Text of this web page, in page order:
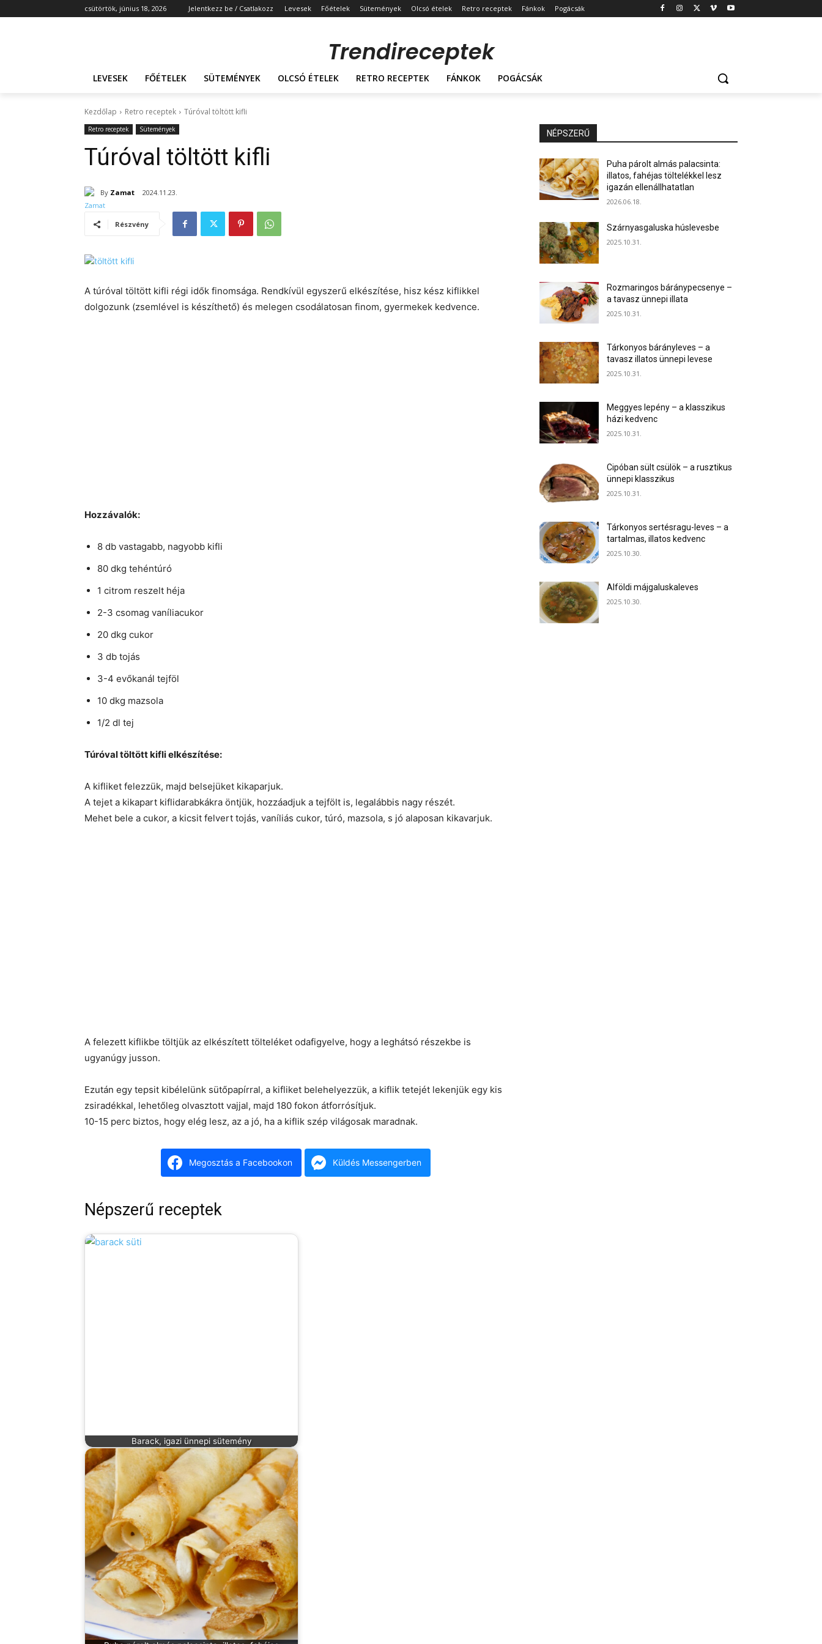
csütörtök, június 18, 2026 Jelentkezz be / Csatlakozz Levesek Főételek Sütemények Olcsó ételek Retro receptek Fánkok Pogácsák
Trendireceptek
LEVESEK FŐÉTELEK SÜTEMÉNYEK OLCSÓ ÉTELEK RETRO RECEPTEK FÁNKOK POGÁCSÁK
Kezdőlap Retro receptek Túróval töltött kifli
Retro receptek Sütemények
Túróval töltött kifli
By Zamat 2024.11.23.
Részvény
A túróval töltött kifli régi idők finomsága. Rendkívül egyszerű elkészítése, hisz kész kiflikkel
dolgozunk (zsemlével is készíthető) és melegen csodálatosan finom, gyermekek kedvence.
Hozzávalók:
8 db vastagabb, nagyobb kifli
80 dkg tehéntúró
1 citrom reszelt héja
2-3 csomag vaníliacukor
20 dkg cukor
3 db tojás
3-4 evőkanál tejföl
10 dkg mazsola
1/2 dl tej
Túróval töltött kifli elkészítése:
A kifliket felezzük, majd belsejüket kikaparjuk.
A tejet a kikapart kiflidarabkákra öntjük, hozzáadjuk a tejfölt is, legalábbis nagy részét.
Mehet bele a cukor, a kicsit felvert tojás, vaníliás cukor, túró, mazsola, s jó alaposan kikavarjuk.
A felezett kiflikbe töltjük az elkészített tölteléket odafigyelve, hogy a leghátsó részekbe is
ugyanúgy jusson.
Ezután egy tepsit kibélelünk sütőpapírral, a kifliket belehelyezzük, a kiflik tetejét lekenjük egy kis
zsiradékkal, lehetőleg olvasztott vajjal, majd 180 fokon átforrósítjuk.
10-15 perc biztos, hogy elég lesz, az a jó, ha a kiflik szép világosak maradnak.
Megosztás a Facebookon Küldés Messengerben
Népszerű receptek
Barack, igazi ünnepi sütemény
NÉPSZERŰ
Puha párolt almás palacsinta:
illatos, fahéjas töltelékkel lesz
igazán ellenállhatatlan
2026.06.18.
Szárnyasgaluska húslevesbe
2025.10.31.
Rozmaringos báránypecsenye –
a tavasz ünnepi illata
2025.10.31.
Tárkonyos bárányleves – a
tavasz illatos ünnepi levese
2025.10.31.
Meggyes lepény – a klasszikus
házi kedvenc
2025.10.31.
Cipóban sült csülök – a rusztikus
ünnepi klasszikus
2025.10.31.
Tárkonyos sertésragu-leves – a
tartalmas, illatos kedvenc
2025.10.30.
Alföldi májgaluskaleves
2025.10.30.